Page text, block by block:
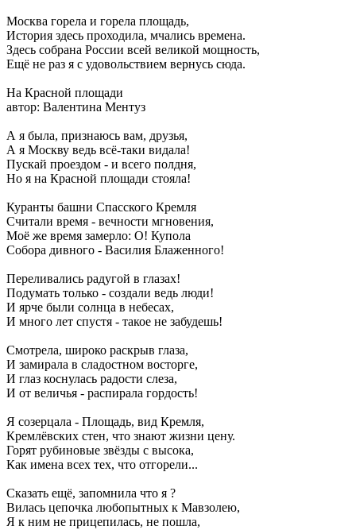
Москва горела и горела площадь,
История здесь проходила, мчались времена.
Здесь собрана России всей великой мощность,
Ещё не раз я с удовольствием вернусь сюда.
На Красной площади
автор: Валентина Ментуз
А я была, признаюсь вам, друзья,
А я Москву ведь всё-таки видала!
Пускай проездом - и всего полдня,
Но я на Красной площади стояла!
Куранты башни Спасского Кремля
Считали время - вечности мгновения,
Моё же время замерло: О! Купола
Собора дивного - Василия Блаженного!
Переливались радугой в глазах!
Подумать только - создали ведь люди!
И ярче были солнца в небесах,
И много лет спустя - такое не забудешь!
Смотрела, широко раскрыв глаза,
И замирала в сладостном восторге,
И глаз коснулась радости слеза,
И от величья - распирала гордость!
Я созерцала - Площадь, вид Кремля,
Кремлёвских стен, что знают жизни цену.
Горят рубиновые звёзды с высока,
Как имена всех тех, что отгорели...
Сказать ещё, запомнила что я ?
Вилась цепочка любопытных к Мавзолею,
Я к ним не прицепилась, не пошла,